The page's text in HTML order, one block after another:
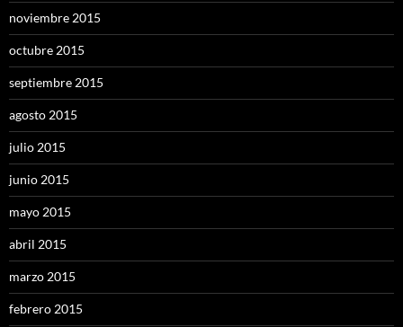
noviembre 2015
octubre 2015
septiembre 2015
agosto 2015
julio 2015
junio 2015
mayo 2015
abril 2015
marzo 2015
febrero 2015